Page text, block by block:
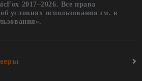
2017–2026. Все права
условиях использования см. в